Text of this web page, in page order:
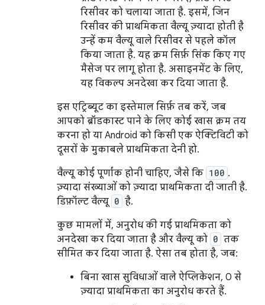
रिसीवर को चलाया जाता है. इसमें, जिन
रिसीवर की प्राथमिकता वैल्यू ज़्यादा होती है
उन्हें कम वैल्यू वाले रिसीवर से पहले कॉल
किया जाता है. यह क्रम सिर्फ़ सिंक किए गए
मैसेज पर लागू होता है. असाइनमेंट के लिए,
यह विकल्प अनदेखा कर दिया जाता है.
इस एट्रिब्यूट का इस्तेमाल सिर्फ़ तब करें, जब
आपको ब्रॉडकास्ट पाने के लिए कोई खास क्रम तय
करना हो या Android को किसी एक ऐक्टिविटी को
दूसरों के मुकाबले प्राथमिकता देनी हो.
वैल्यू कोई पूर्णांक होनी चाहिए, जैसे कि 100 .
ज़्यादा संख्याओं को ज़्यादा प्राथमिकता दी जाती है.
डिफ़ॉल्ट वैल्यू 0 है.
कुछ मामलों में, अनुरोध की गई प्राथमिकता को
अनदेखा कर दिया जाता है और वैल्यू को 0 तक
सीमित कर दिया जाता है. ऐसा तब होता है, जब:
बिना खास सुविधाओं वाले ऐप्लिकेशन, 0 से
ज़्यादा प्राथमिकता का अनुरोध करते हैं.